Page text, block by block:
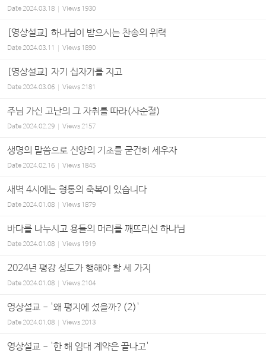
Date2024.03.18 Views 1930
[영상설교] 하나님이 받으시는 찬송의 위력
Date2024.03.11 Views 1890
[영상설교] 자기 십자가를 지고
Date2024.03.06 Views2181
주님 가신 고난의 그 자취를 따라(사순절)
Date2024.02.29 Views2157
생명의 말씀으로 신앙의 기초를 굳건히 세우자
Date2024.02.16 Views 1845
새벽 4시에는 형통의 축복이 있습니다
Date2024.01.08 Views 1879
바다를 나누시고 용들의 머리를 깨뜨리신 하나님
Date2024.01.08 Views 1919
2024년 평강 성도가 행해야 할 세 가지
Date2024.01.08 Views2104
영상설교 - '왜 평지에 섰을까?(2)'
Date2024.01.08 Views2013
영상설교 - '한 해 임대 계약은 끝나고'